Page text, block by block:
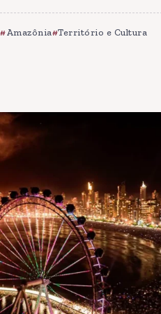
Amazônia Território e Cultura